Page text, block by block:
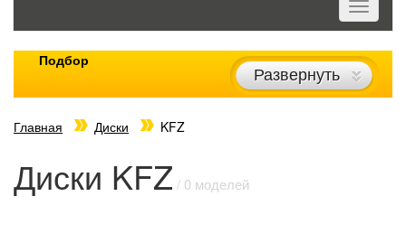
Toggle
Подбор
Развернуть
Главная Диски KFZ
Диски KFZ / 0 моделей